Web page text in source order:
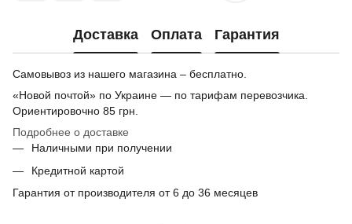
Доставка Оплата Гарантия
Самовывоз из нашего магазина – бесплатно.
«Новой почтой» по Украине — по тарифам перевозчика.
Ориентировочно 85 грн.
Подробнее о доставке
Наличными при получении
Кредитной картой
Гарантия от производителя от 6 до 36 месяцев